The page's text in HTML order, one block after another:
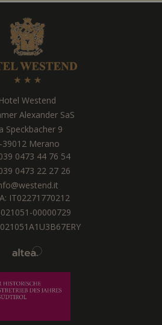
Hotel Westend
Alexander SaS
Speckbacher 9
39012 Merano
0473 44 76 54
0473 22 27 26
IT02271770212
021051-00000729